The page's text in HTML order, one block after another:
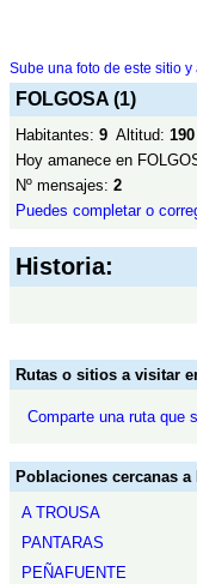
Sube una foto de este sitio
FOLGOSA (1)
Habitantes: 9 Altitud:
Hoy amanece en
Nº mensajes: 2
Puedes completar o
Historia:
Rutas o sitios a visitar
Comparte una ruta que
Poblaciones cercanas
A TROUSA
PANTARAS
PEÑAFUENTE